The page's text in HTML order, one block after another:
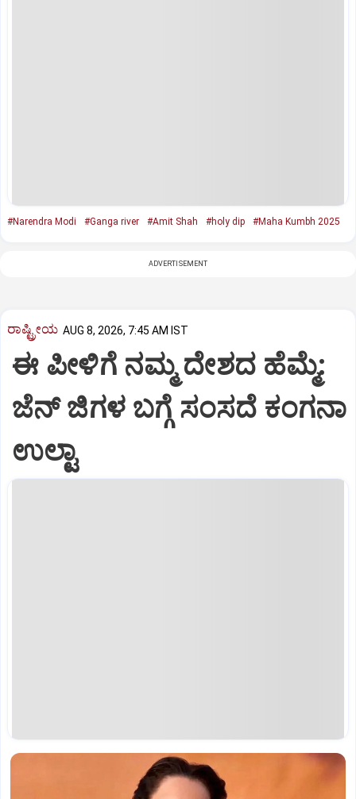
#Narendra Modi #Ganga river #Amit Shah #holy dip #Maha Kumbh 2025
ADVERTISEMENT
ರಾಷ್ಟ್ರೀಯ AUG 8, 2026, 7:45 AM IST
ಈ ಪೀಳಿಗೆ ನಮ್ಮ ದೇಶದ ಹೆಮ್ಮೆ:
ಜೆನ್‌ ಜಿಗಳ ಬಗ್ಗೆ ಸಂಸದೆ ಕಂಗನಾ
ಉಲ್ಟಾ